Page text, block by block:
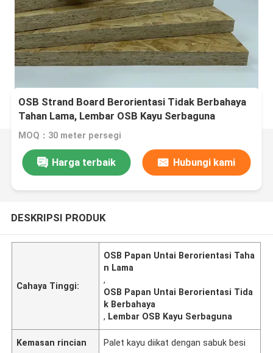
OSB Strand Board Berorientasi Tidak Berbahaya
Tahan Lama, Lembar OSB Kayu Serbaguna
MOQ：30 meter persegi
Harga terbaik Hubungi kami
DESKRIPSI PRODUK
Cahaya Tinggi:
OSB Papan Untai Berorientasi Taha
n Lama
,
OSB Papan Untai Berorientasi Tida
k Berbahaya
, Lembar OSB Kayu Serbaguna
Kemasan rincian Palet kayu diikat dengan sabuk besi